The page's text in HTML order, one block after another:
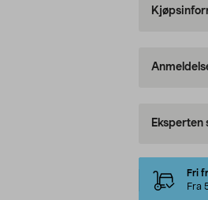
Eksperten
Fri
Fra